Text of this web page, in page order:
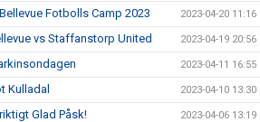
Fotbolls Camp 2023 2023-04-20 11:16
vs Staffanstorp United 2023-04-19 20:56
2023-04-11 16:55
Kulladal 2023-04-10 13:30
Glad Påsk! 2023-04-06 13:19